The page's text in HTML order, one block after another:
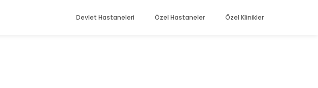
Devlet Hastaneleri Özel Hastaneler Özel Klinikler